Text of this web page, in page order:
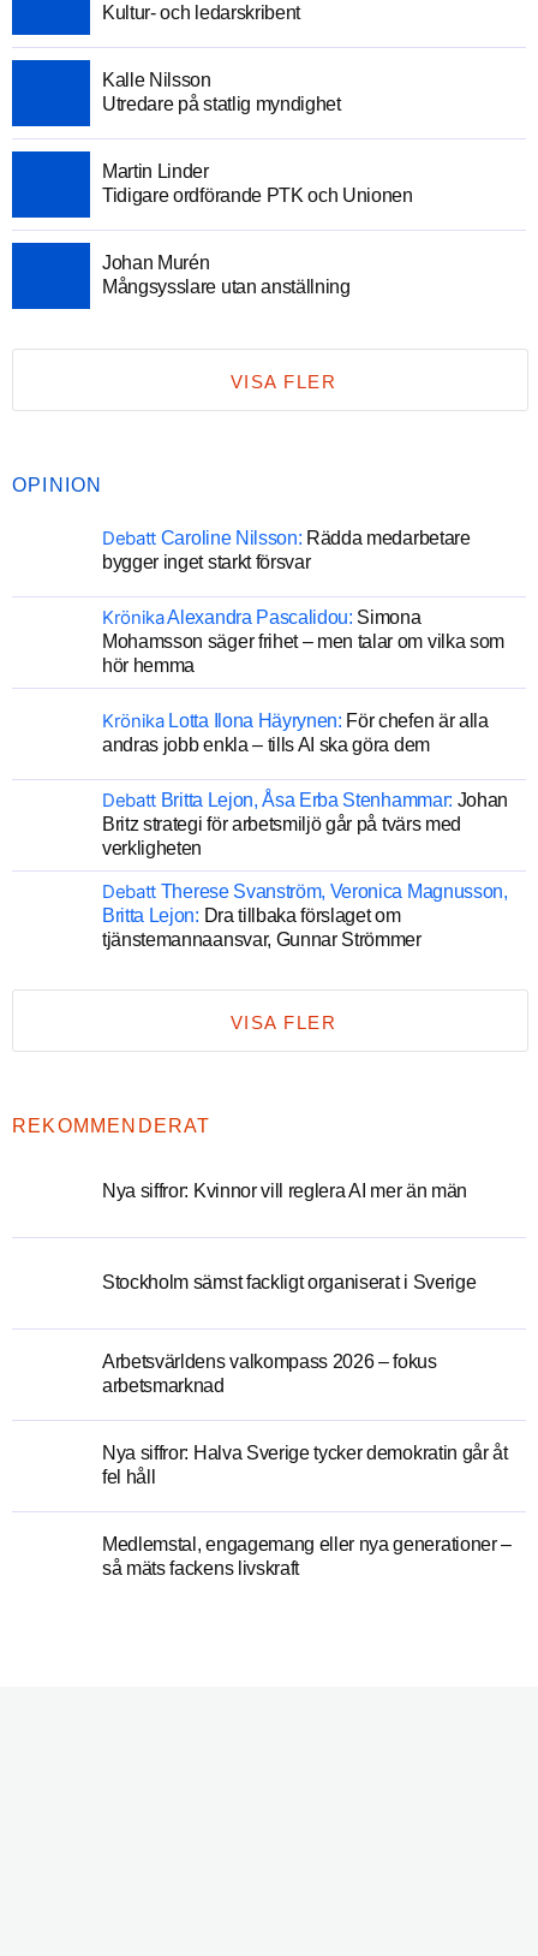
Kultur- och ledarskribent
Kalle Nilsson
Utredare på statlig myndighet
Martin Linder
Tidigare ordförande PTK och Unionen
Johan Murén
Mångsysslare utan anställning
VISA FLER
OPINION
Debatt Caroline Nilsson: Rädda medarbetare
bygger inget starkt försvar
KrönikaAlexandra Pascalidou: Simona
Mohamsson säger frihet – men talar om vilka som
hör hemma
Krönika Lotta Ilona Häyrynen: För chefen är alla
andras jobb enkla – tills AI ska göra dem
Debatt Britta Lejon, Åsa Erba Stenhammar: Johan
Britz strategi för arbetsmiljö går på tvärs med
verkligheten
Debatt Therese Svanström, Veronica Magnusson,
Britta Lejon: Dra tillbaka förslaget om
tjänstemannaansvar, Gunnar Strömmer
VISA FLER
REKOMMENDERAT
Nya siffror: Kvinnor vill reglera AI mer än män
Stockholm sämst fackligt organiserat i Sverige
Arbetsvärldens valkompass 2026 – fokus
arbetsmarknad
Nya siffror: Halva Sverige tycker demokratin går åt
fel håll
Medlemstal, engagemang eller nya generationer –
så mäts fackens livskraft